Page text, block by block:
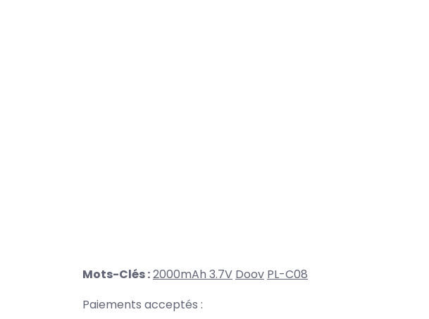
Mots-Clés :2000mAh 3.7V Doov PL-C08
Paiements acceptés :